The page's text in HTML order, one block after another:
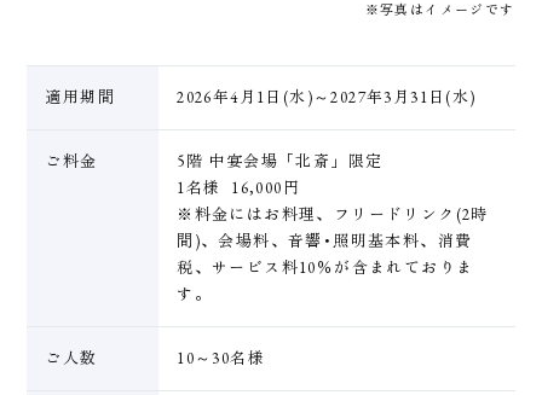
※写真はイメージです
適用期間 2026年4月1日(水)～2027年3月31日(水)
ご料金
5階 中宴会場「北斎」限定
1名様 16,000円
※料金にはお料理、フリードリンク(2時
間)、会場料、音響･照明基本料、消費
税、サービス料10％が含まれておりま
す。
ご人数 10～30名様